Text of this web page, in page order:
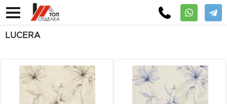
LUCERA